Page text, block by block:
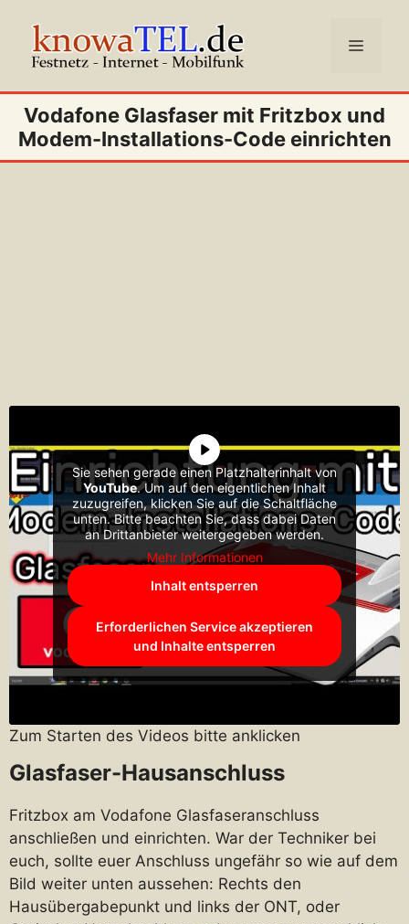
Inhalt
springen
Menü
Vodafone Glasfaser mit Fritzbox und
Modem-Installations-Code einrichten
Sie sehen gerade einen Platzhalterinhalt von
YouTube. Um auf den eigentlichen Inhalt
zuzugreifen, klicken Sie auf die Schaltfläche
unten. Bitte beachten Sie, dass dabei Daten
an Drittanbieter weitergegeben werden.
Mehr Informationen
Inhalt entsperren
Erforderlichen Service akzeptieren
und Inhalte entsperren
Zum Starten des Videos bitte anklicken
Glasfaser-Hausanschluss
Fritzbox am Vodafone Glasfaseranschluss
anschließen und einrichten. War der Techniker bei
euch, sollte euer Anschluss ungefähr so wie auf dem
Bild weiter unten aussehen: Rechts den
Hausübergabepunkt und links der ONT, oder